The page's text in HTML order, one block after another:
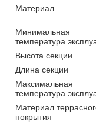
Материал
Минимальная
температура
Высота секции
Длина секции
Максимальная
температура
Материал
покрытия